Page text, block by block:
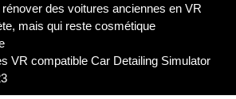
des voitures anciennes en VR
mais qui reste cosmétique
VR compatible Car Detailing Simulator